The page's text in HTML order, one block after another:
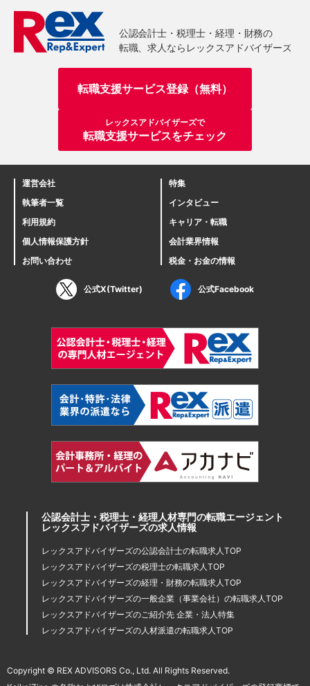
転職支援サービス登録（無料）
レックスアドバイザーズで
転職支援サービスをチェック
運営会社
執筆者一覧
利用規約
個人情報保護方針
お問い合わせ
特集
インタビュー
キャリア・転職
会計業界情報
税金・お金の情報
公式X(Twitter) 公式Facebook
公認会計士・税理士・経理人材専門の転職エージェント
レックスアドバイザーズの求人情報
レックスアドバイザーズの公認会計士の転職求人TOP
レックスアドバイザーズの税理士の転職求人TOP
レックスアドバイザーズの経理・財務の転職求人TOP
レックスアドバイザーズの一般企業（事業会社）の転職求人TOP
レックスアドバイザーズのご紹介先 企業・法人特集
レックスアドバイザーズの人材派遣の転職求人TOP
Copyright © REX ADVISORS Co., Ltd. All Rights Reserved.